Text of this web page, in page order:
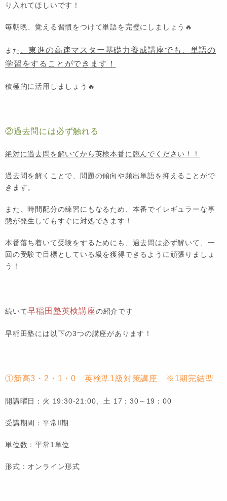
り入れてほしいです！
毎朝晩、覚える習慣をつけて単語を完璧にしましょう🔥
また
、東進の高速マスター基礎力養成講座でも、単語の
学習をすることができます！
積極的に活用しましょう🔥
②過去問には必ず触れる
絶対に過去問を解いてから英検本番に臨んでください！！
過去問を解くことで、問題の傾向や頻出単語を抑えることがで
きます。
また、時間配分の練習にもなるため、本番でイレギュラーな事
態が発生してもすぐに対処できます！
本番落ち着いて受験をするためにも、過去問は必ず解いて、一
回の受験で目標としている級を獲得できるように頑張りましょ
う！
続いて早稲田塾英検講座の紹介です
早稲田塾には以下の3つの講座があります！
①新高3・2・1・0 英検準1級対策講座 ※1期完結型
開講曜日：火 19:30-21:00、土 17：30～19：00
受講期間：平常Ⅱ期
単位数：平常1単位
形式：オンライン形式